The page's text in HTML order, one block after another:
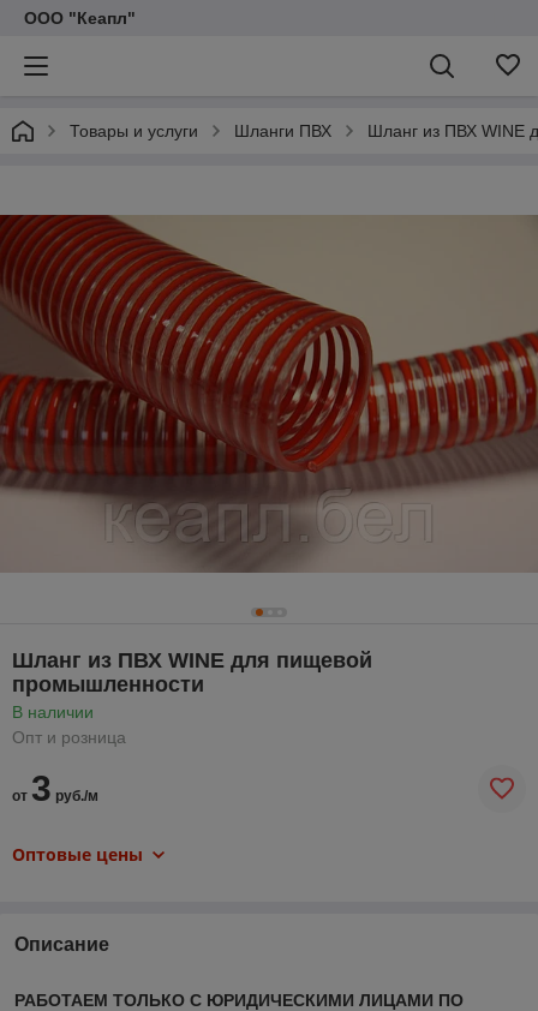
ООО "Кеапл"
Товары и услуги Шланги ПВХ Шланг из ПВХ WINE
Шланг из ПВХ WINE для пищевой
промышленности
В наличии
Опт и розница
от 3 руб./м
Оптовые цены
Описание
РАБОТАЕМ ТОЛЬКО С ЮРИДИЧЕСКИМИ ЛИЦАМИ ПО